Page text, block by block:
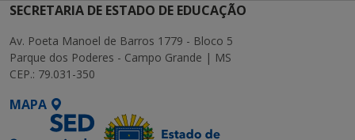
SECRETARIA DE ESTADO DE EDUCAÇÃO
Av. Poeta Manoel de Barros 1779 - Bloco 5
Parque dos Poderes - Campo Grande | MS
CEP.: 79.031-350
MAPA